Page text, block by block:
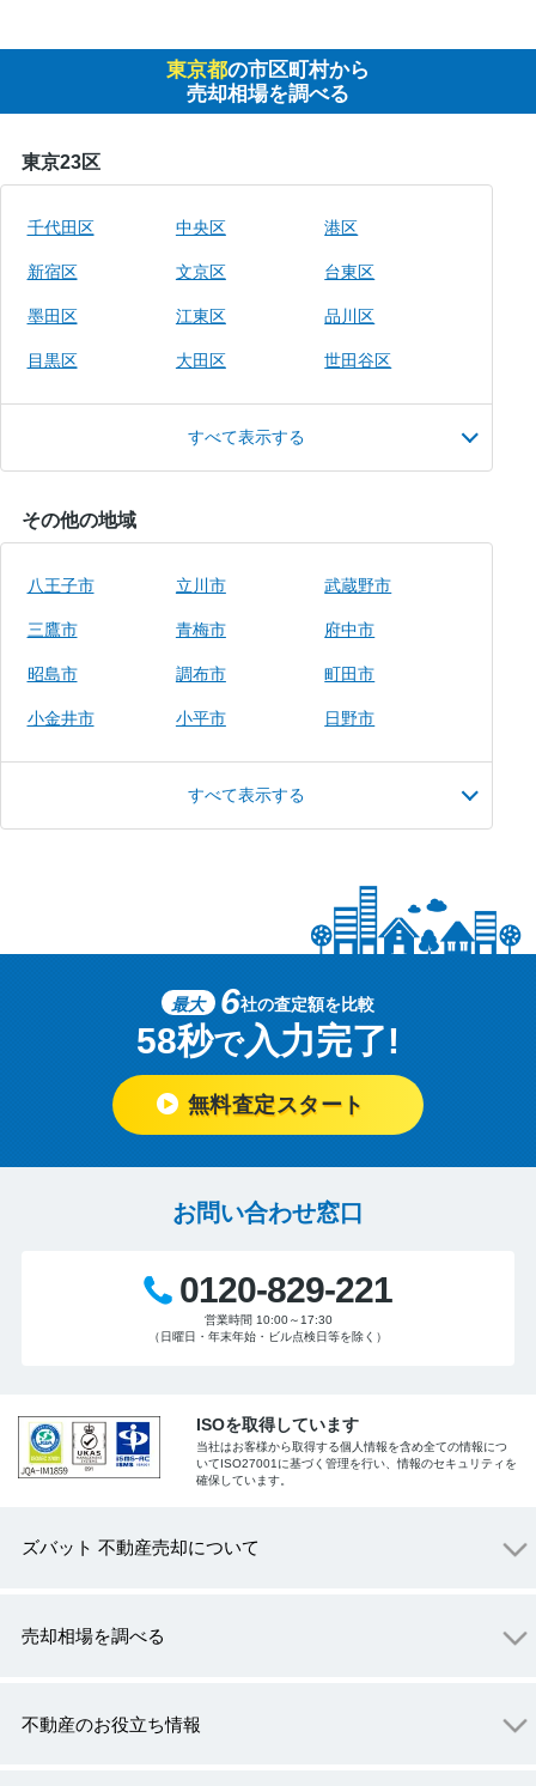
東京都の市区町村から
売却相場を調べる
東京23区
千代田区 中央区 港区
新宿区 文京区 台東区
墨田区 江東区 品川区
目黒区 大田区 世田谷区
すべて表示する
その他の地域
八王子市 立川市 武蔵野市
三鷹市 青梅市 府中市
昭島市 調布市 町田市
小金井市 小平市 日野市
すべて表示する
最大 6社の査定額を比較
58秒で入力完了!
無料査定スタート
お問い合わせ窓口
0120-829-221
営業時間 10:00～17:30
（日曜日・年末年始・ビル点検日等を除く）
ISOを取得しています
当社はお客様から取得する個人情報を含め全ての情報につ
いてISO27001に基づく管理を行い、情報のセキュリティを
確保しています。
ズバット 不動産売却について
売却相場を調べる
不動産のお役立ち情報